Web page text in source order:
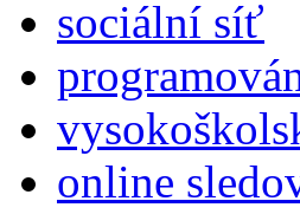
sociální síť
online